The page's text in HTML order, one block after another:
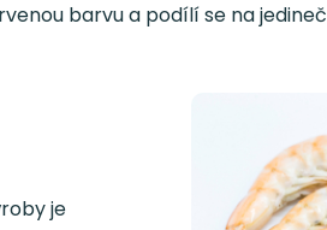
barvu a podílí se na
je